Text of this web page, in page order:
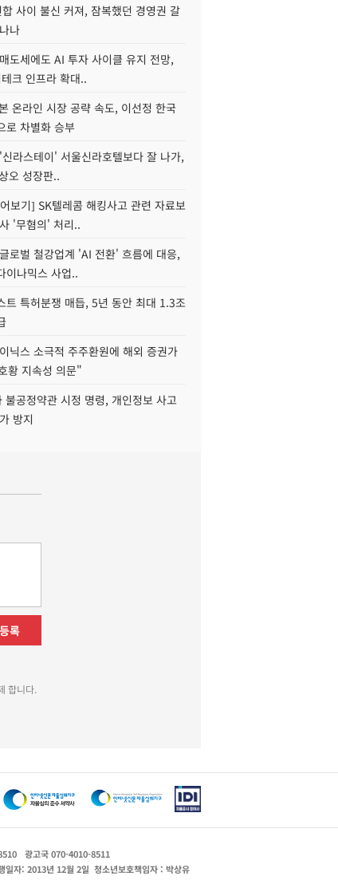
사이 불신 커져, 잠복했던 경영권 갈
나
도세에도 AI 투자 사이클 유지 전망,
크 인프라 확대..
온라인 시장 공략 속도, 이선정 한국
로 차별화 승부
라스테이' 서울신라호텔보다 잘 나가,
오 성장판..
보기] SK텔레콤 해킹사고 관련 자료보
'무혐의' 처리..
로벌 철강업계 'AI 전환' 흐름에 대응,
이나믹스 사업..
트 특허분쟁 매듭, 5년 동안 최대 1.3조
닉스 소극적 주주환원에 해외 증권가
황 지속성 의문"
불공정약관 시정 명령, 개인정보 사고
방지
등록
합니다.
광고국 070-4010-8511
일자: 2013년 12월 2일 청소년보호책임자 : 박상유